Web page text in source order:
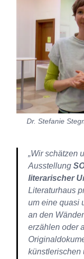
Dr. Stefanie
„Wir schätzen
Ausstellung
literarischer
Literaturhaus
um eine quasi
an den
erzählen oder
künstlerischen